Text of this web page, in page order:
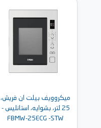
ميكروويف بيلت ان فريش،
25 لتر، بشوايه، استانليس -
FBMW-25ECG -STW